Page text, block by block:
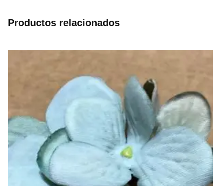
Productos relacionados